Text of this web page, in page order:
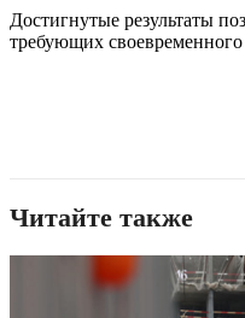
Достигнутые результаты
требующих
Читайте также